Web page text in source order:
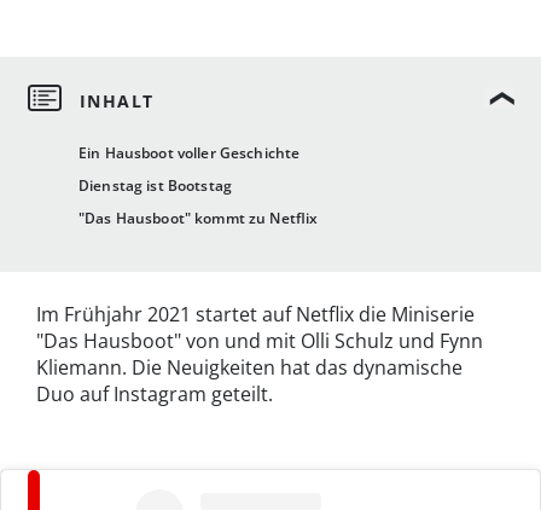
Ein Hausboot voller Geschichte
Dienstag ist Bootstag
"Das Hausboot" kommt zu Netflix
Im Frühjahr 2021 startet auf Netflix die Miniserie
"Das Hausboot" von und mit Olli Schulz und Fynn
Kliemann. Die Neuigkeiten hat das dynamische
Duo auf Instagram geteilt.